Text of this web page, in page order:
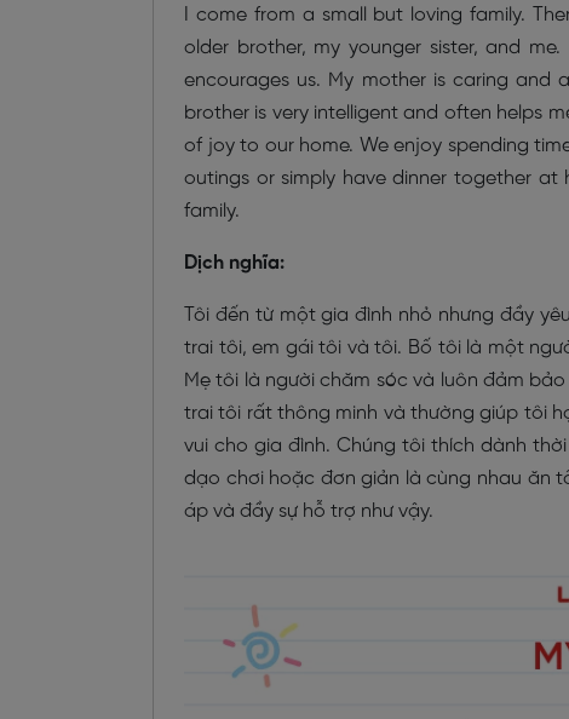
I come from a small but loving family.
older brother, my younger sister, and
encourages us. My mother is caring and
brother is very intelligent and often helps
of joy to our home. We enjoy spending
outings or simply have dinner together
family.
Dịch nghĩa:
Tôi đến từ một gia đình nhỏ nhưng đầy
trai tôi, em gái tôi và tôi. Bố tôi là một
Mẹ tôi là người chăm sóc và luôn đảm
trai tôi rất thông minh và thường giúp tôi
vui cho gia đình. Chúng tôi thích dành
dạo chơi hoặc đơn giản là cùng nhau ăn
áp và đầy sự hỗ trợ như vậy.